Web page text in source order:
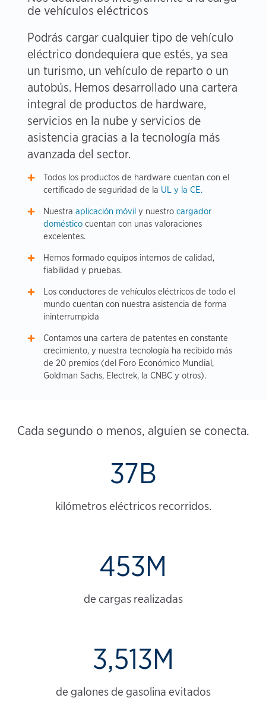
de vehículos eléctricos
Podrás cargar cualquier tipo de vehículo
eléctrico dondequiera que estés, ya sea
un turismo, un vehículo de reparto o un
autobús. Hemos desarrollado una cartera
integral de productos de hardware,
servicios en la nube y servicios de
asistencia gracias a la tecnología más
avanzada del sector.
Todos los productos de hardware cuentan con el
certificado de seguridad de la UL y la CE.
Nuestraaplicación móvil y nuestrocargador
doméstico cuentan con unas valoraciones
excelentes.
Hemos formado equipos internos de calidad,
fiabilidad y pruebas.
Los conductores de vehículos eléctricos de todo el
mundo cuentan con nuestra asistencia de forma
ininterrumpida
Contamos una cartera de patentes en constante
crecimiento, y nuestra tecnología ha recibido más
de 20 premios (del Foro Económico Mundial,
Goldman Sachs, Electrek, la CNBC y otros).
Cada segundo o menos, alguien se conecta.
37B
kilómetros eléctricos recorridos.
453M
de cargas realizadas
3,513M
de galones de gasolina evitados